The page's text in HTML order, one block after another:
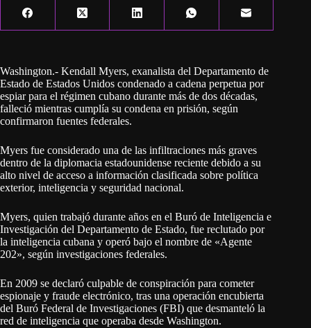
Washington.- Kendall Myers, exanalista del Departamento de
Estado de Estados Unidos condenado a cadena perpetua por
espiar para el régimen cubano durante más de dos décadas,
falleció mientras cumplía su condena en prisión, según
confirmaron fuentes federales.
Myers fue considerado una de las infiltraciones más graves
dentro de la diplomacia estadounidense reciente debido a su
alto nivel de acceso a información clasificada sobre política
exterior, inteligencia y seguridad nacional.
Myers, quien trabajó durante años en el Buró de Inteligencia e
Investigación del Departamento de Estado, fue reclutado por
la inteligencia cubana y operó bajo el nombre de «Agente
202», según investigaciones federales.
En 2009 se declaró culpable de conspiración para cometer
espionaje y fraude electrónico, tras una operación encubierta
del Buró Federal de Investigaciones (FBI) que desmanteló la
red de inteligencia que operaba desde Washington.